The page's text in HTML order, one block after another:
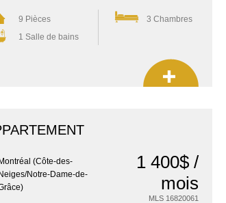
9 Pièces
1 Salle de bains
3 Chambres
Montréal (Côte-des-
Neiges/Notre-Dame-de-
1 400$ /
mois
MLS 16820061